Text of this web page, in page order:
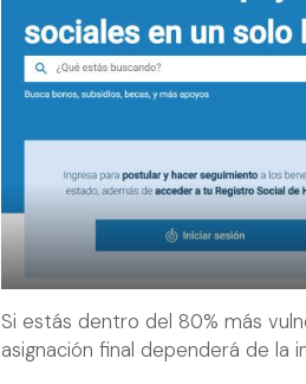
Si estás dentro del 80% más
asignación final dependerá de la